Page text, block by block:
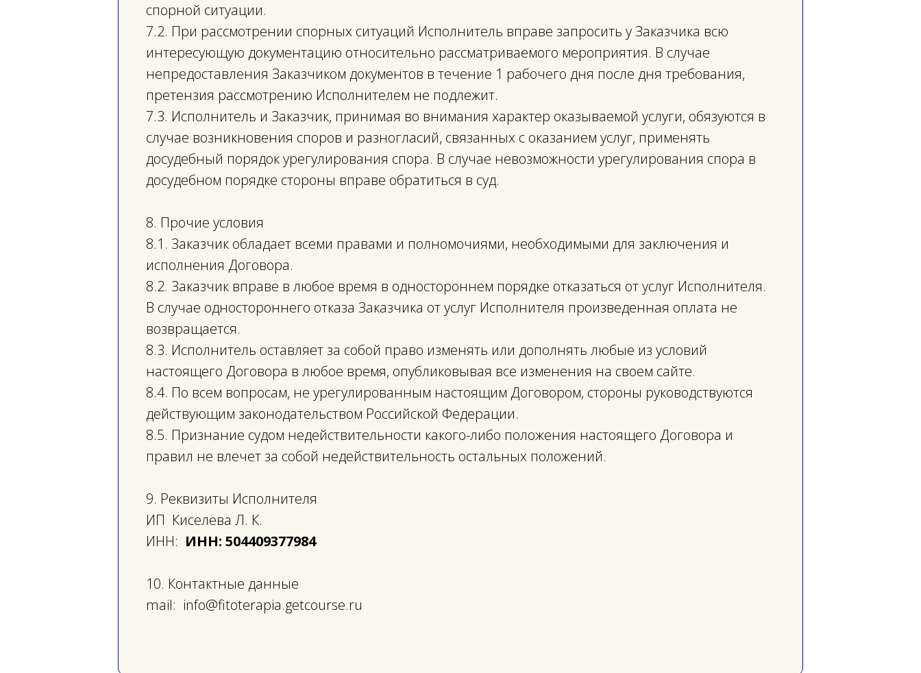
спорной ситуации.
7.2. При рассмотрении спорных ситуаций Исполнитель вправе запросить у Заказчика всю
интересующую документацию относительно рассматриваемого мероприятия. В случае
непредоставления Заказчиком документов в течение 1 рабочего дня после дня требования,
претензия рассмотрению Исполнителем не подлежит.
7.3. Исполнитель и Заказчик, принимая во внимания характер оказываемой услуги, обязуются в
случае возникновения споров и разногласий, связанных с оказанием услуг, применять
досудебный порядок урегулирования спора. В случае невозможности урегулирования спора в
досудебном порядке стороны вправе обратиться в суд.
8. Прочие условия
8.1. Заказчик обладает всеми правами и полномочиями, необходимыми для заключения и
исполнения Договора.
8.2. Заказчик вправе в любое время в одностороннем порядке отказаться от услуг Исполнителя.
В случае одностороннего отказа Заказчика от услуг Исполнителя произведенная оплата не
возвращается.
8.3. Исполнитель оставляет за собой право изменять или дополнять любые из условий
настоящего Договора в любое время, опубликовывая все изменения на своем сайте.
8.4. По всем вопросам, не урегулированным настоящим Договором, стороны руководствуются
действующим законодательством Российской Федерации.
8.5. Признание судом недействительности какого-либо положения настоящего Договора и
правил не влечет за собой недействительность остальных положений.
9. Реквизиты Исполнителя
ИП Киселева Л. К.
ИНН: ИНН: 504409377984
10. Контактные данные
mail: info@fitoterapia.getcourse.ru